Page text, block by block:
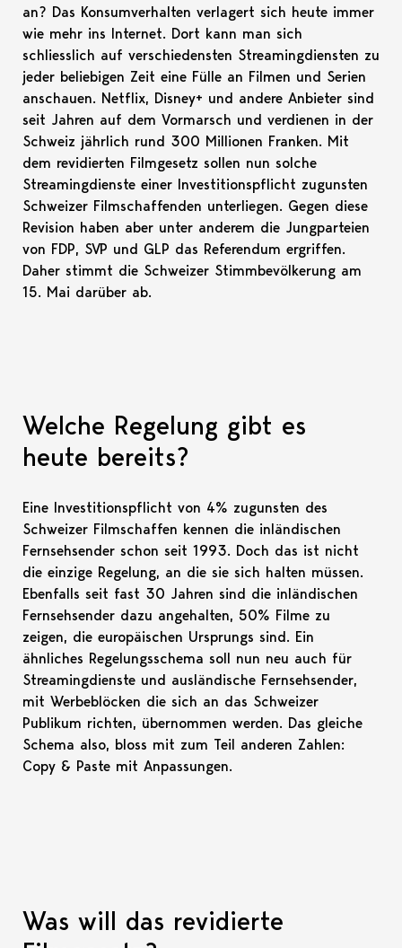
an? Das Konsumverhalten verlagert sich heute immer
wie mehr ins Internet. Dort kann man sich
schliesslich auf verschiedensten Streamingdiensten zu
jeder beliebigen Zeit eine Fülle an Filmen und Serien
anschauen. Netflix, Disney+ und andere Anbieter sind
seit Jahren auf dem Vormarsch und verdienen in der
Schweiz jährlich rund 300 Millionen Franken. Mit
dem revidierten Filmgesetz sollen nun solche
Streamingdienste einer Investitionspflicht zugunsten
Schweizer Filmschaffenden unterliegen. Gegen diese
Revision haben aber unter anderem die Jungparteien
von FDP, SVP und GLP das Referendum ergriffen.
Daher stimmt die Schweizer Stimmbevölkerung am
15. Mai darüber ab.
Welche Regelung gibt es
heute bereits?
Eine Investitionspflicht von 4% zugunsten des
Schweizer Filmschaffen kennen die inländischen
Fernsehsender schon seit 1993. Doch das ist nicht
die einzige Regelung, an die sie sich halten müssen.
Ebenfalls seit fast 30 Jahren sind die inländischen
Fernsehsender dazu angehalten, 50% Filme zu
zeigen, die europäischen Ursprungs sind. Ein
ähnliches Regelungsschema soll nun neu auch für
Streamingdienste und ausländische Fernsehsender,
mit Werbeblöcken die sich an das Schweizer
Publikum richten, übernommen werden. Das gleiche
Schema also, bloss mit zum Teil anderen Zahlen:
Copy & Paste mit Anpassungen.
Was will das revidierte